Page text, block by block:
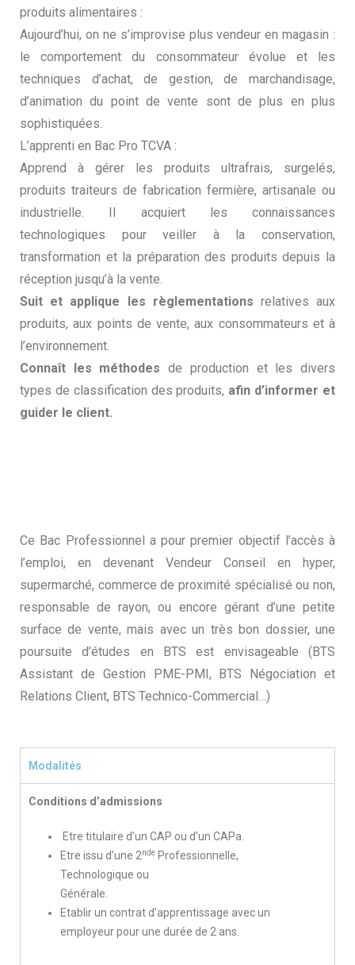
produits alimentaires :
Aujourd’hui, on ne s’improvise plus vendeur en magasin :
le comportement du consommateur évolue et les
techniques d’achat, de gestion, de marchandisage,
d’animation du point de vente sont de plus en plus
sophistiquées.
L’apprenti en Bac Pro TCVA :
Apprend à gérer les produits ultrafrais, surgelés,
produits traiteurs de fabrication fermière, artisanale ou
industrielle. Il acquiert les connaissances
technologiques pour veiller à la conservation,
transformation et la préparation des produits depuis la
réception jusqu’à la vente.
Suit et applique les règlementations relatives aux
produits, aux points de vente, aux consommateurs et à
l’environnement.
Connaît les méthodes de production et les divers
types de classification des produits, afin d’informer et
guider le client.
Ce Bac Professionnel a pour premier objectif l’accès à
l’emploi, en devenant Vendeur Conseil en hyper,
supermarché, commerce de proximité spécialisé ou non,
responsable de rayon, ou encore gérant d’une petite
surface de vente, mais avec un très bon dossier, une
poursuite d’études en BTS est envisageable (BTS
Assistant de Gestion PME-PMI, BTS Négociation et
Relations Client, BTS Technico-Commercial…)
Modalités
Conditions d’admissions
Etre titulaire d’un CAP ou d’un CAPa.
Etre issu d’une 2nde Professionnelle,
Technologique ou
Générale.
Etablir un contrat d’apprentissage avec un
employeur pour une durée de 2 ans.